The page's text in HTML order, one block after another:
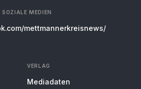
SOZIALE MEDIEN
mettmannerkreisnews/
VERLAG
Mediadaten